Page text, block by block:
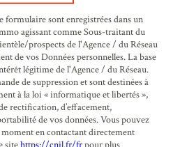
sont enregistrées dans un
agissant comme Sous-traitant du
prospects de l'Agence / du Réseau
de vos Données personnelles. La base
légitime de l'Agence / du Réseau.
de suppression et sont destinées à
à la loi « informatique et libertés »,
rectification, d’effacement,
de vos données. Vous pouvez
en contactant directement